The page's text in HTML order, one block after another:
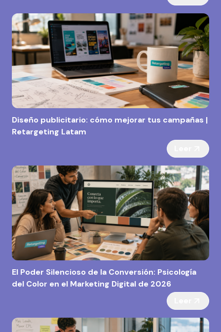
Diseño publicitario: cómo mejorar tus campañas |
Retargeting Latam
El Poder Silencioso de la Conversión: Psicología
del Color en el Marketing Digital de 2026